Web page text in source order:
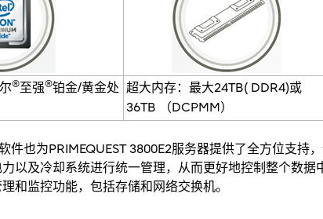
®至强®铂金/黄金处 超大内存：最大24TB( DDR4)或
36TB （DCPMM）
件也为PRIMEQUEST 3800E2服务器提供了全方位支持
以及冷却系统进行统一管理，从而更好地控制整个数
和监控功能，包括存储和网络交换机。